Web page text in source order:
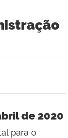
de 2020
para o